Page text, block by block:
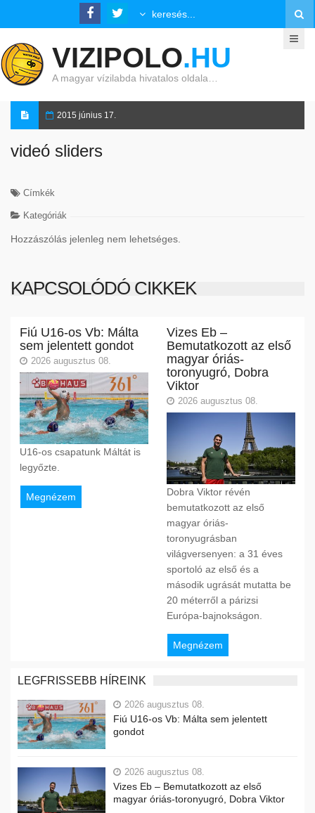
VIZIPOLO.HU
A magyar vízilabda hivatalos oldala…
2015 június 17.
videó sliders
Címkék
Kategóriák
Hozzászólás jelenleg nem lehetséges.
KAPCSOLÓDÓ CIKKEK
Fiú U16-os Vb: Málta
sem jelentett gondot
2026 augusztus 08.
U16-os csapatunk Máltát is
legyőzte.
Megnézem
Vizes Eb –
Bemutatkozott az első
magyar óriás-
toronyugró, Dobra
Viktor
2026 augusztus 08.
Dobra Viktor révén
bemutatkozott az első
magyar óriás-
toronyugrásban
világversenyen: a 31 éves
sportoló az első és a
második ugrását mutatta be
20 méterről a párizsi
Európa-bajnokságon.
Megnézem
LEGFRISSEBB HÍREINK
2026 augusztus 08.
Fiú U16-os Vb: Málta sem jelentett
gondot
2026 augusztus 08.
Vizes Eb – Bemutatkozott az első
magyar óriás-toronyugró, Dobra Viktor